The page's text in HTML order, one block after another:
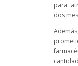
para
dos